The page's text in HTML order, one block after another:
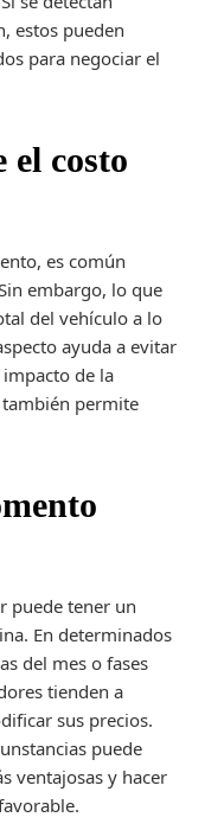
estos pueden
para negociar el
el costo
es común
embargo, lo que
del vehículo a lo
ayuda a evitar
de la
permite
puede tener un
En determinados
del mes o fases
tienden a
sus precios.
puede
ventajosas y hacer